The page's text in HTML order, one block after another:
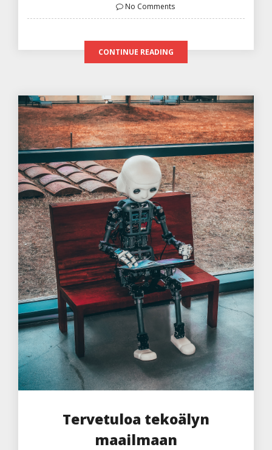
No Comments
CONTINUE READING
Tervetuloa tekoälyn
maailmaan